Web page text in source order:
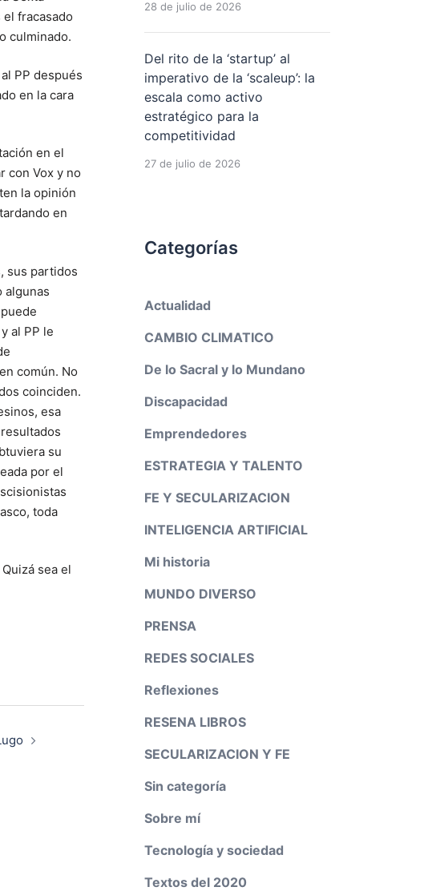
fracasado
culminado.
PP después
en la cara
en el
con Vox y no
la opinión
en
sus partidos
algunas
al PP le
común. No
coinciden.
esa
su
por el
toda
sea el
28 de julio de 2026
Del rito de la ‘startup’ al
imperativo de la ‘scaleup’: la
escala como activo
estratégico para la
competitividad
27 de julio de 2026
Categorías
Actualidad
CAMBIO CLIMATICO
De lo Sacral y lo Mundano
Discapacidad
Emprendedores
ESTRATEGIA Y TALENTO
FE Y SECULARIZACION
INTELIGENCIA ARTIFICIAL
Mi historia
MUNDO DIVERSO
PRENSA
REDES SOCIALES
Reflexiones
RESENA LIBROS
SECULARIZACION Y FE
Sin categoría
Sobre mí
Tecnología y sociedad
Textos del 2020